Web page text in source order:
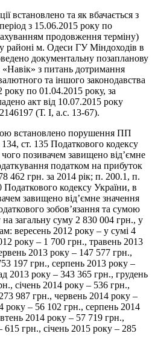
встановлено та як вбачається з
з 15.06.2015 року по
продовження терміну)
районі м. Одеси ГУ Міндоходів в
документальну позапланову
з питань дотримання
та іншого законодавства
року по 01.04.2015 року, за
акт від 10.07.2015 року
(Т. І, а.с. 13-67).
встановлено порушення ПП
ст. 135 Податкового кодексу
чого позивачем завищено від’ємне
податком на прибуток
462 грн. за 2014 рік; п. 200.1, п.
Податкового кодексу України, в
завищено від’ємне значення
зобов’язання та сумою
загальну суму 2 830 004 грн., у
вересень 2012 року – у сумі 4
року – 1 700 грн., травень 2013
2013 року – 147 577 грн.,
197 грн., серпень 2013 року –
2013 року – 343 365 грн., грудень
січень 2014 року – 536 грн.,
987 грн., червень 2014 року –
року – 56 102 грн., серпень 2014
2014 року – 57 719 грн.,
615 грн., січень 2015 року – 285